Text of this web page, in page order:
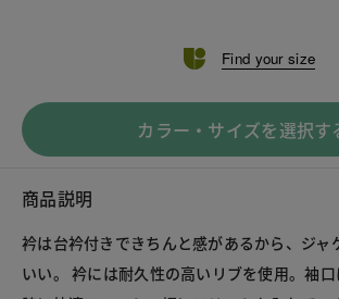
Find your size
カラー・サイズを選択す
商品説明
衿は台衿付きできちんと感があるから、ジャ
いい。 衿には耐久性の高いリブを使用。袖